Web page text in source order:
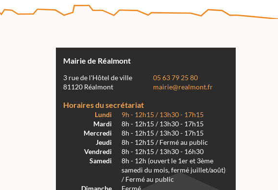
Mairie de Réalmont
3 rue de l'Hôtel de ville
81120 Réalmont
05 63 79 25 80
mairie@realmont.fr
Horaires du secrétariat
Lundi
9h - 12h15 / 13h30 - 17h15
Mardi
8h - 12h15 / 13h30 - 17h15
Mercredi
8h - 12h15 / 13h30 - 17h15
Jeudi
8h - 12h15 / Fermé au public
Vendredi
8h - 12h15 / 13h30 - 16h30
Samedi
8h - 12h (ouvert le 1er et 3ème
samedi du mois, fermé juillet/août)
/ Fermé au public
Dimanche
Fermé